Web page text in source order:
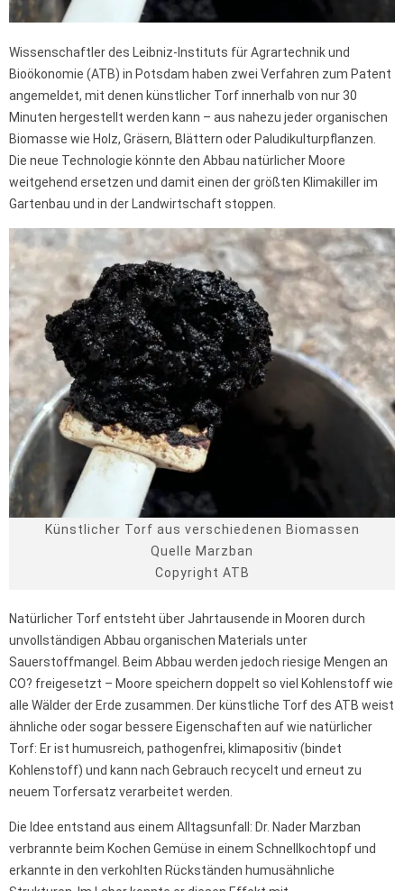
Wissenschaftler des Leibniz-Instituts für Agrartechnik und
Bioökonomie (ATB) in Potsdam haben zwei Verfahren zum Patent
angemeldet, mit denen künstlicher Torf innerhalb von nur 30
Minuten hergestellt werden kann – aus nahezu jeder organischen
Biomasse wie Holz, Gräsern, Blättern oder Paludikulturpflanzen.
Die neue Technologie könnte den Abbau natürlicher Moore
weitgehend ersetzen und damit einen der größten Klimakiller im
Gartenbau und in der Landwirtschaft stoppen.
Künstlicher Torf aus verschiedenen Biomassen
Quelle Marzban
Copyright ATB
Natürlicher Torf entsteht über Jahrtausende in Mooren durch
unvollständigen Abbau organischen Materials unter
Sauerstoffmangel. Beim Abbau werden jedoch riesige Mengen an
CO? freigesetzt – Moore speichern doppelt so viel Kohlenstoff wie
alle Wälder der Erde zusammen. Der künstliche Torf des ATB weist
ähnliche oder sogar bessere Eigenschaften auf wie natürlicher
Torf: Er ist humusreich, pathogenfrei, klimapositiv (bindet
Kohlenstoff) und kann nach Gebrauch recycelt und erneut zu
neuem Torfersatz verarbeitet werden.
Die Idee entstand aus einem Alltagsunfall: Dr. Nader Marzban
verbrannte beim Kochen Gemüse in einem Schnellkochtopf und
erkannte in den verkohlten Rückständen humusähnliche